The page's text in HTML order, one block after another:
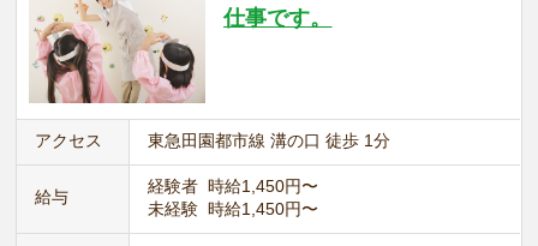
仕事です。
アクセス 東急田園都市線 溝の口 徒歩 1分
給与
経験者 時給1,450円〜
未経験 時給1,450円〜